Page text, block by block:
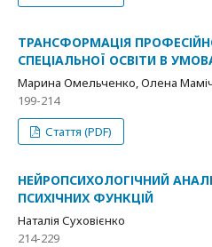
ТРАНСФОРМАЦІЯ
СПЕЦІАЛЬНОЇ ОСВІТИ В
Марина Омельченко, Олена
199-214
Стаття (PDF)
НЕЙРОПСИХОЛОГІЧНИЙ
ПСИХІЧНИХ ФУНКЦІЙ
Наталія Суховієнко
214-229